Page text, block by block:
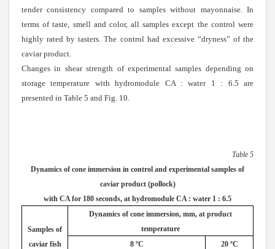
tender consistency compared to samples without mayonnaise. In
terms of taste, smell and color, all samples except the control were
highly rated by tasters. The control had excessive “dryness” of the
caviar product.
Changes in shear strength of experimental samples depending on
storage temperature with hydromodule CA : water 1 : 6.5 are
presented in Table 5 and Fig. 10.
Table 5
Dynamics of cone immersion in control and experimental samples of
caviar product (pollock)
with CA for 180 seconds, at hydromodule CA : water 1 : 6.5
Samples of
caviar fish
Dynamics of cone immersion, mm, at product
temperature
8 ºС
20 ºС